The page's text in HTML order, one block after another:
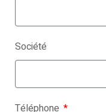
Société
Téléphone